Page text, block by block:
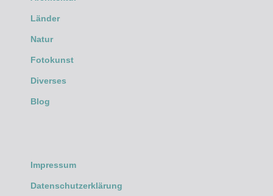
Länder
Natur
Fotokunst
Diverses
Blog
Impressum
Datenschutzerklärung